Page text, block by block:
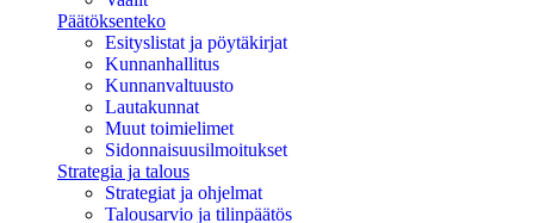
Päätöksenteko
Esityslistat ja pöytäkirjat
Kunnanhallitus
Kunnanvaltuusto
Lautakunnat
Muut toimielimet
Sidonnaisuusilmoitukset
Strategia ja talous
Strategiat ja ohjelmat
Talousarvio ja tilinpäätös